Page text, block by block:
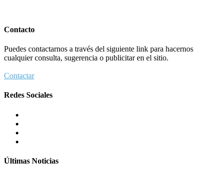
Contacto
Puedes contactarnos a través del siguiente link para hacernos
cualquier consulta, sugerencia o publicitar en el sitio.
Contactar
Redes Sociales
Últimas Noticias